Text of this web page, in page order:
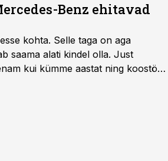
Benz ehitavad
kohta. Selle taga on aga
saama alati kindel olla. Just
kui kümme aastat ning koostöö